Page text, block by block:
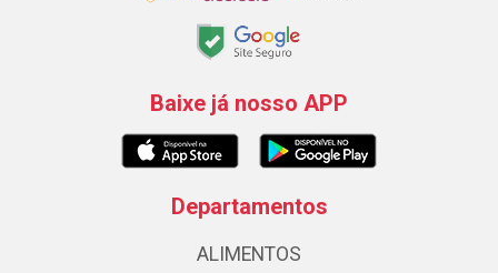
Baixe já nosso APP
Departamentos
ALIMENTOS